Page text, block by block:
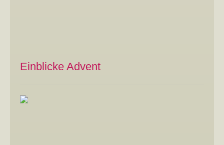
Einblicke Advent